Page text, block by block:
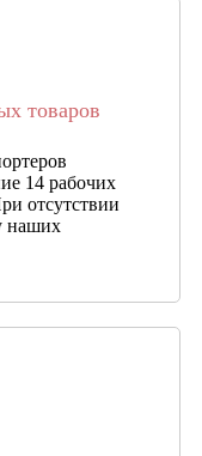
товаров
14 рабочих
отсутствии
наших